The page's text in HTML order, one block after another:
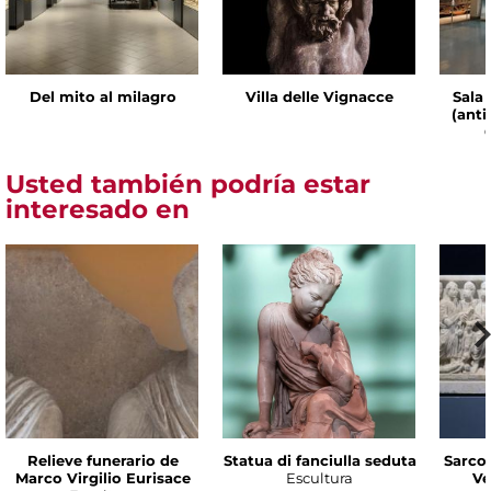
Del mito al milagro Villa delle Vignacce
Sala
Usted también podría estar
interesado en
Relieve funerario de
Marco Virgilio Eurisace
Statua di fanciulla seduta
Escultura